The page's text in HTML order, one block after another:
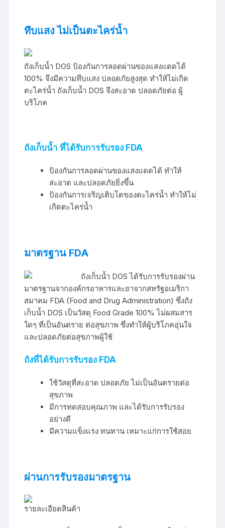
ทึบแสง ไม่เป็นตะไคร่น้ำ
ถังเก็บน้ำ DOS ป้องกันการลอดผ่านของแสงแดดได้
100% จึงมีความทึบแสง ปลอดภัยสูงสุด ทำให้ไม่เกิด
ตะไคร่น้ำ ถังเก็บน้ำ DOS จึงสะอาด ปลอดภัยต่อ ผู้
บริโภค
ถังเก็บน้ำ ที่ได้รับการรับรอง FDA
ป้องกันการลอดผ่านของแสงแดดได้ ทำให้
สะอาด และปลอดภัยยิ่งขึ้น
ป้องกันการเจริญเติบโตของตะไคร่น้ำ ทำให้ไม่
เกิดตะไคร่น้ำ
มาตรฐาน FDA
ถังเก็บน้ำ DOS ได้รับการรับรองผ่าน
มาตรฐานจากองค์กรอาหารและยาจากสหรัฐอเมริกา
สมาคม FDA (Food and Drug Administration) ซึ่งถัง
เก็บน้ำ DOS เป็นวัสดุ Food Grade 100% ไม่ผสมสาร
ใดๆ ที่เป็นอันตราย ต่อสุขภาพ ซึ่งทำให้ผู้บริโภคอุ่นใจ
และปลอดภัยต่อสุขภาพผู้ใช้
ถังที่ได้รับการรับรอง FDA
ใช้วัสดุที่สะอาด ปลอดภัย ไม่เป็นอันตรายต่อ
สุขภาพ
มีการทดสอบคุณภาพ และได้รับการรับรอง
อย่างดี
มีความแข็งแรง ทนทาน เหมาะแก่การใช้สอย
ผ่านการรับรองมาตรฐาน
รายละเอียดสินค้า